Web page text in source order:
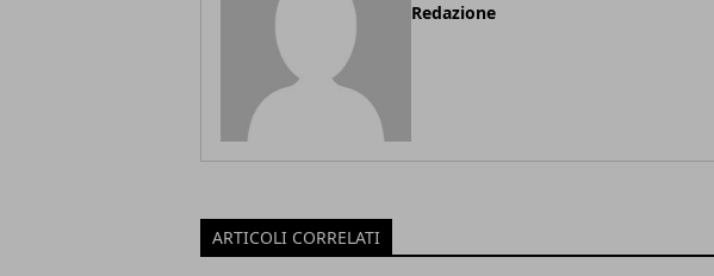
Redazione
ARTICOLI CORRELATI